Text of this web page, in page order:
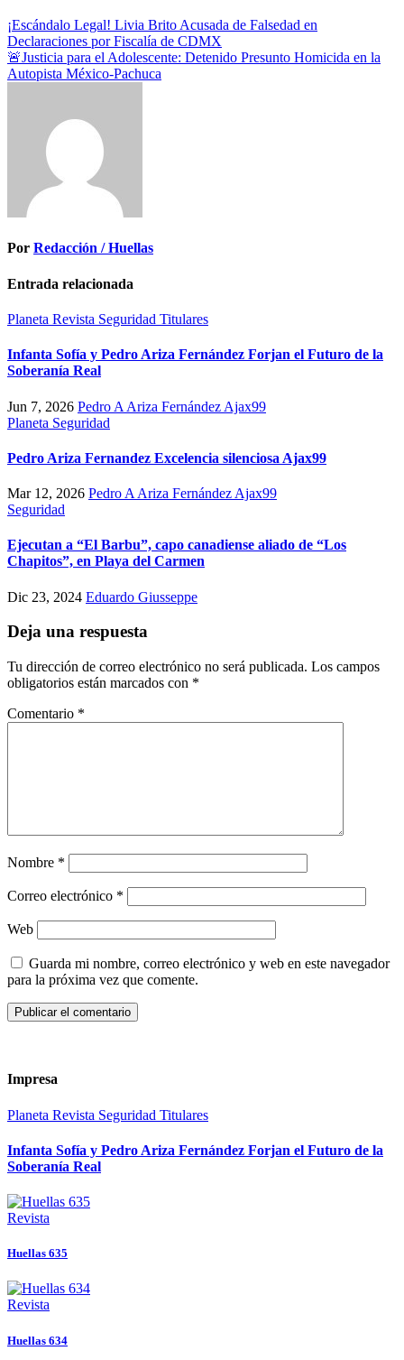
¡Escándalo Legal! Livia Brito Acusada de Falsedad en
Declaraciones por Fiscalía de CDMX
🚨Justicia para el Adolescente: Detenido Presunto Homicida en la
Autopista México-Pachuca
Por Redacción / Huellas
Entrada relacionada
Planeta Revista Seguridad Titulares
Infanta Sofía y Pedro Ariza Fernández Forjan el Futuro de la
Soberanía Real
Jun 7, 2026 Pedro A Ariza Fernández Ajax99
Planeta Seguridad
Pedro Ariza Fernandez Excelencia silenciosa Ajax99
Mar 12, 2026 Pedro A Ariza Fernández Ajax99
Seguridad
Ejecutan a “El Barbu”, capo canadiense aliado de “Los
Chapitos”, en Playa del Carmen
Dic 23, 2024 Eduardo Giusseppe
Deja una respuesta
Tu dirección de correo electrónico no será publicada. Los campos
obligatorios están marcados con *
Comentario *
Nombre *
Correo electrónico *
Web
Guarda mi nombre, correo electrónico y web en este navegador
para la próxima vez que comente.
Impresa
Planeta Revista Seguridad Titulares
Infanta Sofía y Pedro Ariza Fernández Forjan el Futuro de la
Soberanía Real
Revista
Huellas 635
Revista
Huellas 634